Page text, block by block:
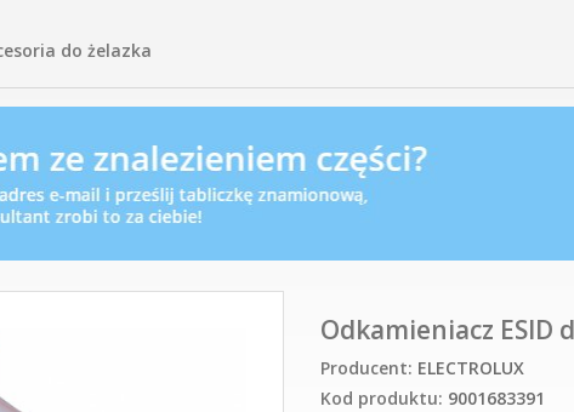
do żelazka
Odkamieniacz ESID
Producent: ELECTROLUX
Kod produktu: 9001683391